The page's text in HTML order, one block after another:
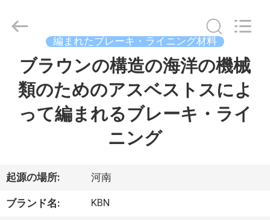
ク
ト
2018
Kebona
Industry
編まれたブレーキ・ライニング材料
ブラウンの構造の海洋の機械
類のためのアスベストスによ
って編まれるブレーキ・ライ
ニング
起源の場所: 河南
ブランド名: KBN